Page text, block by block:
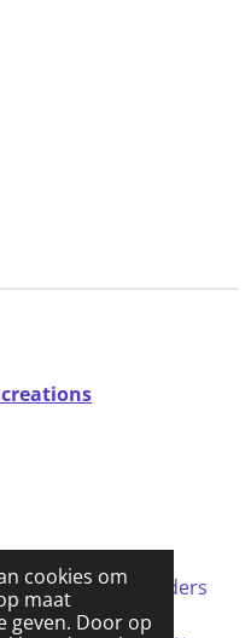
cookies om
maat
geven. Door op
BTW (tenzij anders